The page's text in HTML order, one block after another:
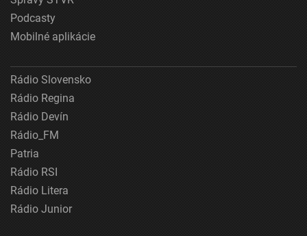
Podcasty
Mobilné aplikácie
Rádio Slovensko
Rádio Regina
Rádio Devín
Rádio_FM
Patria
Rádio RSI
Rádio Litera
Rádio Junior